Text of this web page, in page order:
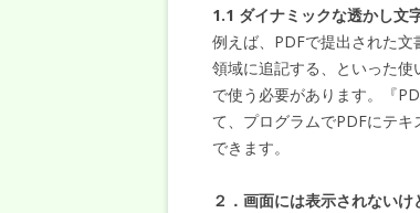
1.1 ダイナミックな透かし文
例えば、PDFで提出された
領域に追記する、といった
で使う必要があります。『
て、プログラムでPDFにテ
できます。
２．画面には表示されない